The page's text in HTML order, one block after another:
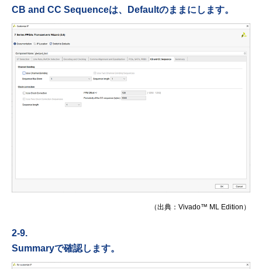
CB and CC Sequenceは、Defaultのままにします。
（出典：Vivado™ ML Edition）
2-9.
Summaryで確認します。